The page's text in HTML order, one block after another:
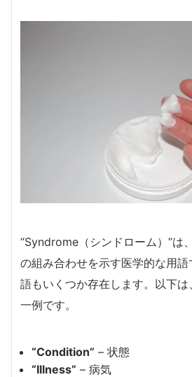
“Syndrome（シンドローム）”は
の組み合わせを示す医学的な用
語もいくつか存在します。以下
一例です。
“Condition” – 状態
“Illness” – 病気